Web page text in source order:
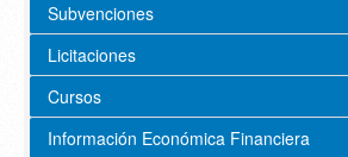
Subvenciones
Licitaciones
Cursos
Información Económica Financiera